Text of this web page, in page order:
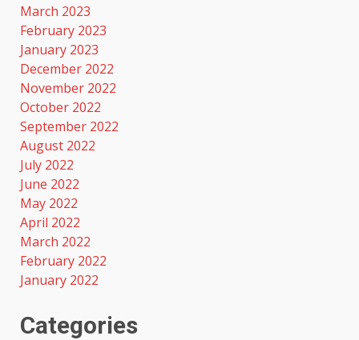
March 2023
February 2023
January 2023
December 2022
November 2022
October 2022
September 2022
August 2022
July 2022
June 2022
May 2022
April 2022
March 2022
February 2022
January 2022
Categories